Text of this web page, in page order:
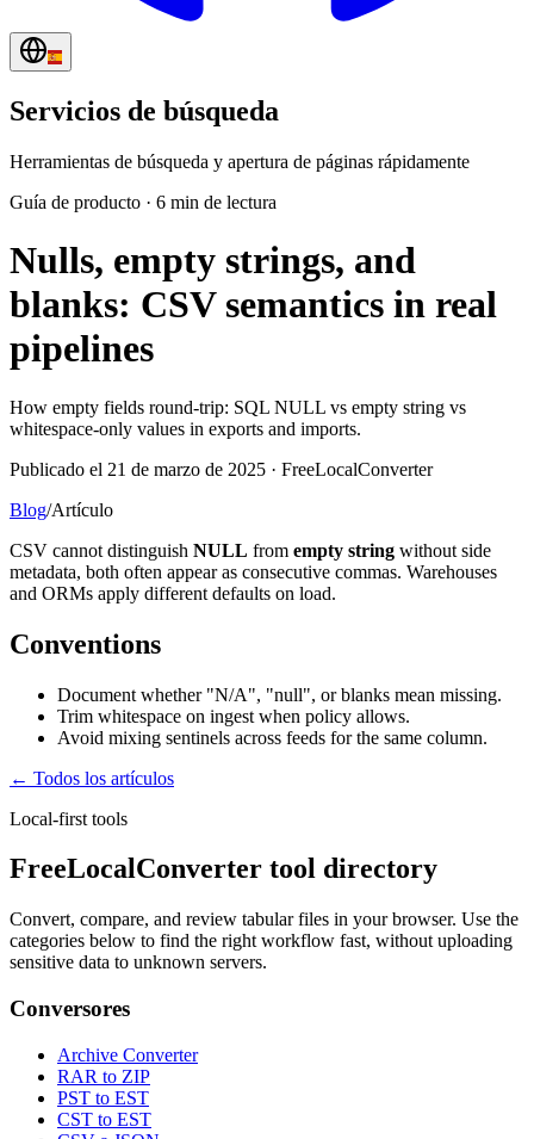
Servicios de búsqueda
Herramientas de búsqueda y apertura de páginas rápidamente
Guía de producto · 6 min de lectura
Nulls, empty strings, and
blanks: CSV semantics in real
pipelines
How empty fields round-trip: SQL NULL vs empty string vs
whitespace-only values in exports and imports.
Publicado el 21 de marzo de 2025 · FreeLocalConverter
Blog/Artículo
CSV cannot distinguish NULL from empty string without side
metadata, both often appear as consecutive commas. Warehouses
and ORMs apply different defaults on load.
Conventions
Document whether "N/A", "null", or blanks mean missing.
Trim whitespace on ingest when policy allows.
Avoid mixing sentinels across feeds for the same column.
← Todos los artículos
Local-first tools
FreeLocalConverter tool directory
Convert, compare, and review tabular files in your browser. Use the
categories below to find the right workflow fast, without uploading
sensitive data to unknown servers.
Conversores
Archive Converter
RAR to ZIP
PST to EST
CST to EST